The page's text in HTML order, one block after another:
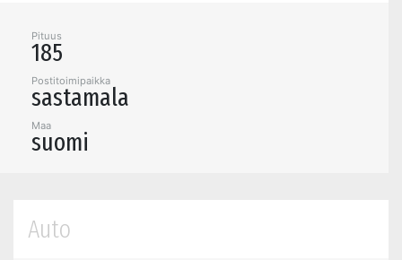
Pituus
185
Postitoimipaikka
sastamala
Maa
suomi
Auto